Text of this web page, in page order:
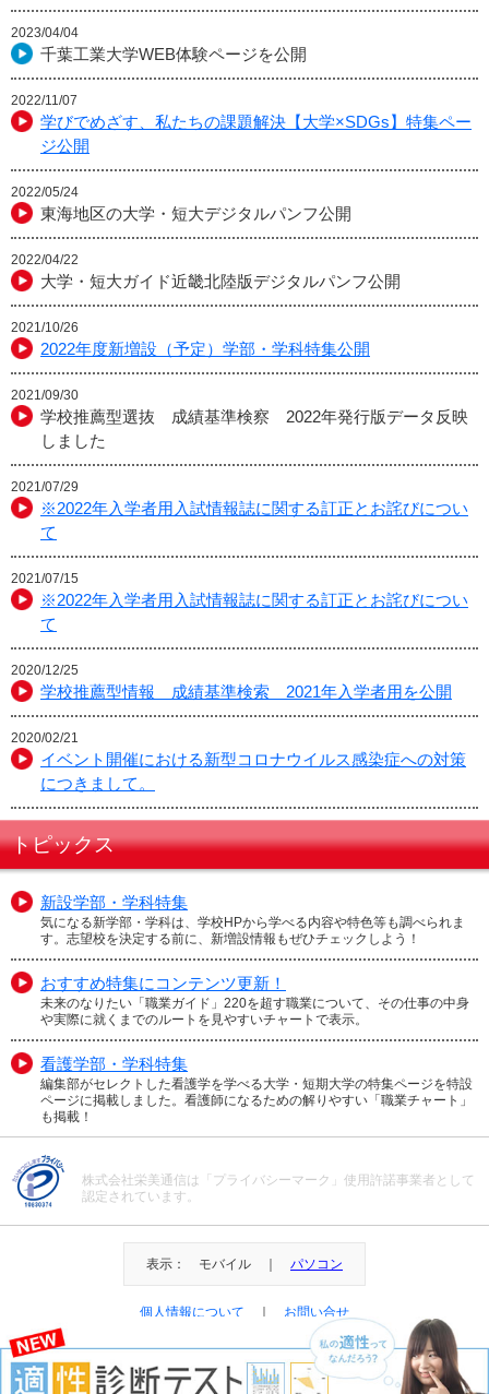
2023/04/04
千葉工業大学WEB体験ページを公開
2022/11/07
学びでめざす、私たちの課題解決【大学×SDGs】特集ペー
ジ公開
2022/05/24
東海地区の大学・短大デジタルパンフ公開
2022/04/22
大学・短大ガイド近畿北陸版デジタルパンフ公開
2021/10/26
2022年度新増設（予定）学部・学科特集公開
2021/09/30
学校推薦型選抜 成績基準検察 2022年発行版データ反映
しました
2021/07/29
※2022年入学者用入試情報誌に関する訂正とお詫びについ
て
2021/07/15
※2022年入学者用入試情報誌に関する訂正とお詫びについ
て
2020/12/25
学校推薦型情報 成績基準検索 2021年入学者用を公開
2020/02/21
イベント開催における新型コロナウイルス感染症への対策
につきまして。
トピックス
新設学部・学科特集
気になる新学部・学科は、学校HPから学べる内容や特色等も調べられま
す。志望校を決定する前に、新増設情報もぜひチェックしよう！
おすすめ特集にコンテンツ更新！
未来のなりたい「職業ガイド」220を超す職業について、その仕事の中身
や実際に就くまでのルートを見やすいチャートで表示。
看護学部・学科特集
編集部がセレクトした看護学を学べる大学・短期大学の特集ページを特設
ページに掲載しました。看護師になるための解りやすい「職業チャート」
も掲載！
株式会社栄美通信は「プライバシーマーク」使用許諾事業者として
認定されています。
表示： モバイル ｜ パソコン
個人情報について お問い合せ
＠Eibi Tsushin All Right Reserved.